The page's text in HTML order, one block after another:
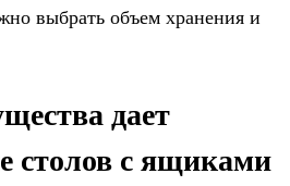
выбрать объем хранения и
дает
столов с ящиками